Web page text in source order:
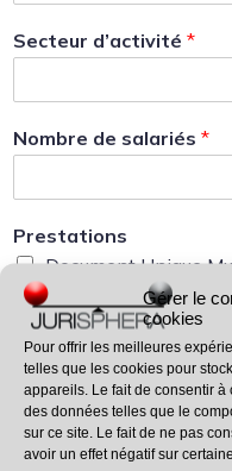
Gérer le
cookies
Pour offrir les meilleures
telles que les cookies pour
appareils. Le fait de consentir
des données telles que le
sur ce site. Le fait de ne pas
avoir un effet négatif sur
Secteur d’activité *
Nombre de salariés *
Prestations
Document Unique
Document Unique
Risques
Compte
Livret Accueil
Règlement Intérieur
Qualité de Vie au